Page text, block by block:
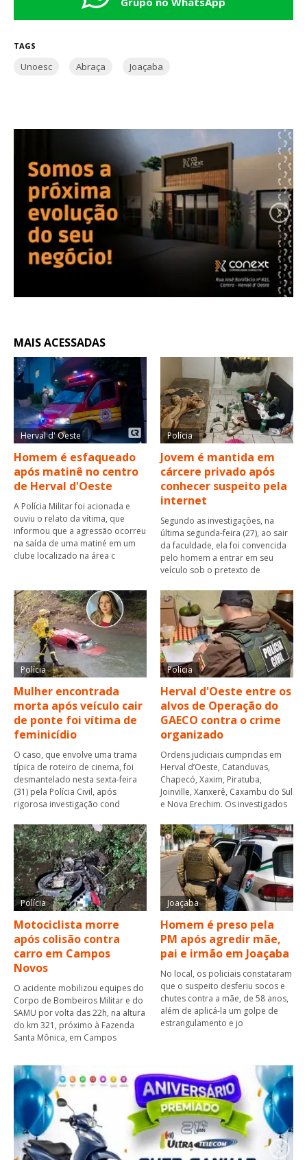
TAGS
Unoesc Abraça Joaçaba
MAIS ACESSADAS
Herval d' Oeste
Homem é esfaqueado
após matinê no centro
de Herval d'Oeste
A Polícia Militar foi acionada e
ouviu o relato da vítima, que
informou que a agressão ocorreu
na saída de uma matiné em um
clube localizado na área c
Polícia
Jovem é mantida em
cárcere privado após
conhecer suspeito pela
internet
Segundo as investigações, na
última segunda-feira (27), ao sair
da faculdade, ela foi convencida
pelo homem a entrar em seu
veículo sob o pretexto de
Polícia
Mulher encontrada
morta após veículo cair
de ponte foi vítima de
feminicídio
O caso, que envolve uma trama
típica de roteiro de cinema, foi
desmantelado nesta sexta-feira
(31) pela Polícia Civil, após
rigorosa investigação cond
Polícia
Herval d'Oeste entre os
alvos de Operação do
GAECO contra o crime
organizado
Ordens judiciais cumpridas em
Herval d’Oeste, Catanduvas,
Chapecó, Xaxim, Piratuba,
Joinville, Xanxerê, Caxambu do Sul
e Nova Erechim. Os investigados
Polícia
Motociclista morre
após colisão contra
carro em Campos
Novos
O acidente mobilizou equipes do
Corpo de Bombeiros Militar e do
SAMU por volta das 22h, na altura
do km 321, próximo à Fazenda
Santa Mônica, em Campos
Joaçaba
Homem é preso pela
PM após agredir mãe,
pai e irmão em Joaçaba
No local, os policiais constataram
que o suspeito desferiu socos e
chutes contra a mãe, de 58 anos,
além de aplicá-la um golpe de
estrangulamento e jo